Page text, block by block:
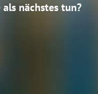
nächstes tun?